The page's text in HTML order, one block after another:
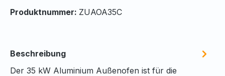
Produktnummer: ZUAOA35C
Beschreibung
Der 35 kW Aluminium Außenofen ist für die